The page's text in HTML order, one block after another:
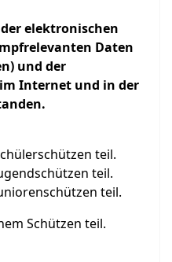
elektronischen
Daten
und der
Internet und in der
teil.
teil.
teil.
Schützen teil.